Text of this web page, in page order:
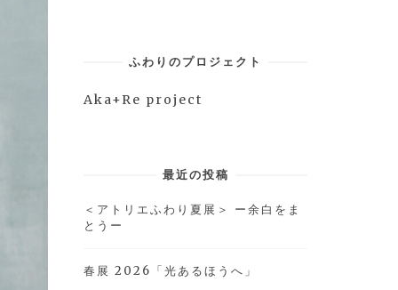
ふわりのプロジェクト
Aka+Re project
最近の投稿
＜アトリエふわり夏展＞ ー余白をま
とうー
春展 2026「光あるほうへ」